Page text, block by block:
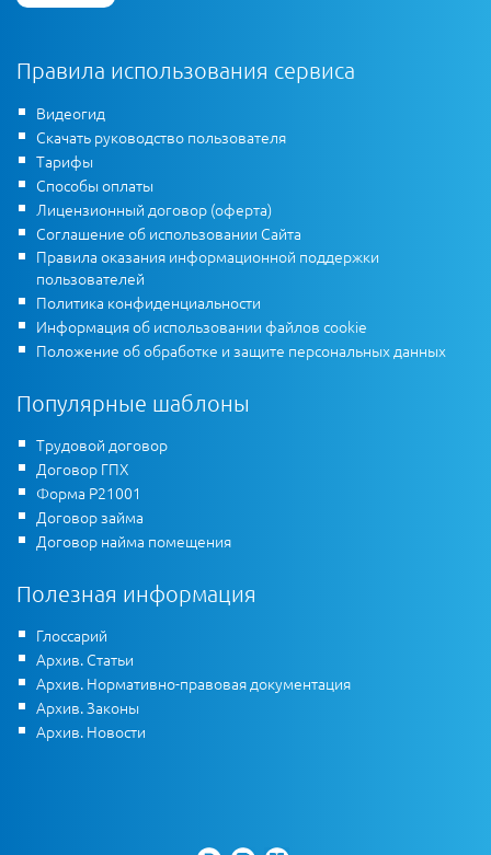
Правила использования сервиса
Видеогид
Скачать руководство пользователя
Тарифы
Способы оплаты
Лицензионный договор (оферта)
Соглашение об использовании Сайта
Правила оказания информационной поддержки
пользователей
Политика конфиденциальности
Информация об использовании файлов cookie
Положение об обработке и защите персональных данных
Популярные шаблоны
Трудовой договор
Договор ГПХ
Форма Р21001
Договор займа
Договор найма помещения
Полезная информация
Глоссарий
Архив. Статьи
Архив. Нормативно-правовая документация
Архив. Законы
Архив. Новости